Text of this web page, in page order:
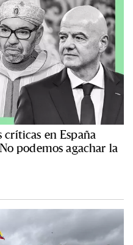
críticas en España
podemos agachar la